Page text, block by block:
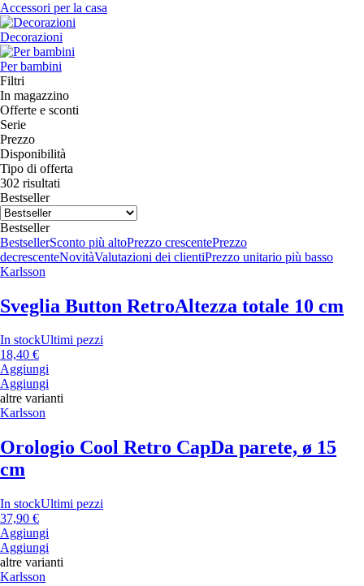
Accessori per la casa
Decorazioni
Per bambini
Filtri
In magazzino
Offerte e sconti
Serie
Prezzo
Disponibilità
Tipo di offerta
302 risultati
Bestseller
Bestseller
BestsellerSconto più altoPrezzo crescentePrezzo
decrescenteNovitàValutazioni dei clientiPrezzo unitario più basso
Karlsson
Sveglia Button RetroAltezza totale 10 cm
In stockUltimi pezzi
18,40 €
Aggiungi
Aggiungi
altre varianti
Karlsson
Orologio Cool Retro CapDa parete, ø 15
cm
In stockUltimi pezzi
37,90 €
Aggiungi
Aggiungi
altre varianti
Karlsson